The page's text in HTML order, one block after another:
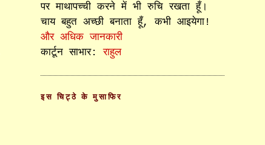
पर माथापच्ची करने में भी रुचि रखता हूँ।
चाय बहुत अच्छी बनाता हूँ, कभी आइयेगा!
और अधिक जानकारी
कार्टून साभार:राहुल
इस चिट्ठे के मुसाफिर